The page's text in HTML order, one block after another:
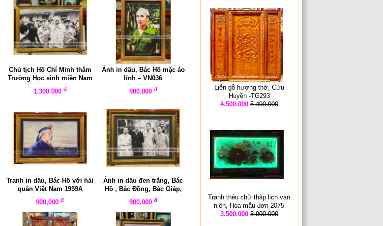
Chủ tịch Hồ Chí Minh thăm
Trường Học sinh miền Nam
1.300.000 đ
Ảnh in dầu, Bác Hồ mặc áo
lính – VN036
900.000 đ
Tranh in dầu, Bác Hồ với hải
quân Việt Nam 1959A
900,000đ
Ảnh in dầu đen trắng, Bác
Hồ , Bác Đồng, Bác Giáp,
Bác Trường Chinh – VN037
900.000 đ
Liễn gỗ hương thờ, Cửu
Huyền -TG293
4.500.000 5.400.000
Tranh thêu chữ thập lịch vạn
niên, Hoa mẫu đơn 2075
3.500.000 3.990.000